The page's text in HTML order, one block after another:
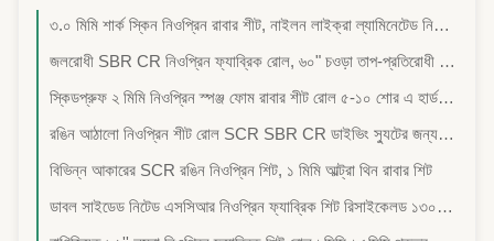
৩.০ মিমি শার্ক স্কিন নিওপ্রিন রাবার শীট, নাইলন লাইক্রা ল্যামিনেটেড নিওপ্রিন ফ্যাব্রিক
জলরোধী SBR CR নিওপ্রিন ফ্যাব্রিক রোল, ৬০" চওড়া তাপ-প্রতিরোধী রাবার শিট
স্কিডপ্রুফ ২ মিমি নিওপ্রিন স্পঞ্জ ফোম রাবার শীট রোল ৫-১০ শোর এ হার্ডনেস
রঙিন আঠালো নিওপ্রিন শীট রোল SCR SBR CR ডাইভিং স্যুটের জন্য নন-স্লিপ
বিভিন্ন আকারের SCR রঙিন নিওপ্রিন শিট, ১ মিমি আল্ট্রা থিন রাবার শিট
ডাবল সাইডেড নিটেড এসসিআর নিওপ্রিন ফ্যাব্রিক শিট রিসাইকেলড ১৩০মিমি*৩৩০মিমি সাইজ